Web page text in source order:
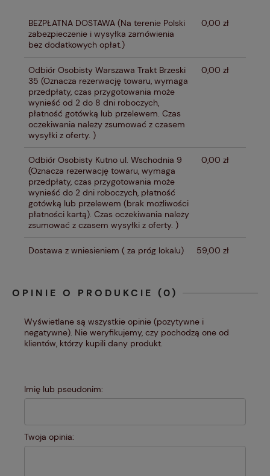
KOSZTÓW PŁATNOŚCI
BEZPŁATNA DOSTAWA (Na terenie Polski
zabezpieczenie i wysyłka zamówienia
bez dodatkowych opłat.)
0,00 zł
Odbiór Osobisty Warszawa Trakt Brzeski
35 (Oznacza rezerwację towaru, wymaga
przedpłaty, czas przygotowania może
wynieść od 2 do 8 dni roboczych,
płatność gotówką lub przelewem. Czas
oczekiwania należy zsumować z czasem
wysyłki z oferty. )
0,00 zł
Odbiór Osobisty Kutno ul. Wschodnia 9
(Oznacza rezerwację towaru, wymaga
przedpłaty, czas przygotowania może
wynieść do 2 dni roboczych, płatność
gotówką lub przelewem (brak możliwości
płatności kartą). Czas oczekiwania należy
zsumować z czasem wysyłki z oferty. )
0,00 zł
Dostawa z wniesieniem ( za próg lokalu) 59,00 zł
OPINIE O PRODUKCIE (0)
Wyświetlane są wszystkie opinie (pozytywne i
negatywne). Nie weryfikujemy, czy pochodzą one od
klientów, którzy kupili dany produkt.
Imię lub pseudonim:
Twoja opinia: